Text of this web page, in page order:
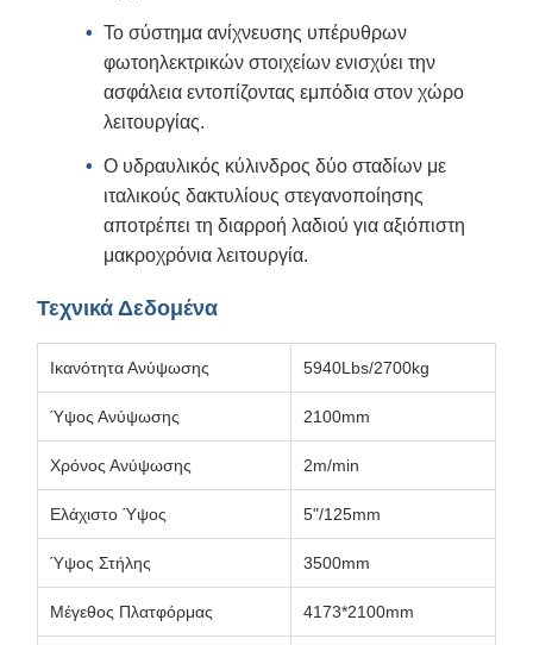
Το σύστημα ανίχνευσης υπέρυθρων
φωτοηλεκτρικών στοιχείων ενισχύει την
ασφάλεια εντοπίζοντας εμπόδια στον χώρο
λειτουργίας.
Ο υδραυλικός κύλινδρος δύο σταδίων με
ιταλικούς δακτυλίους στεγανοποίησης
αποτρέπει τη διαρροή λαδιού για αξιόπιστη
μακροχρόνια λειτουργία.
Τεχνικά Δεδομένα
Ικανότητα Ανύψωσης 5940Lbs/2700kg
Ύψος Ανύψωσης 2100mm
Χρόνος Ανύψωσης 2m/min
Ελάχιστο Ύψος 5"/125mm
Ύψος Στήλης 3500mm
Μέγεθος Πλατφόρμας 4173*2100mm